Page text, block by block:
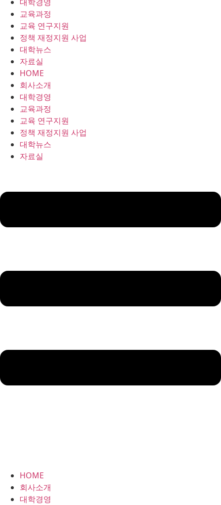
교육과정
교육 연구지원
정책 재정지원 사업
대학뉴스
자료실
HOME
회사소개
대학경영
교육과정
교육 연구지원
정책 재정지원 사업
대학뉴스
자료실
HOME
회사소개
대학경영